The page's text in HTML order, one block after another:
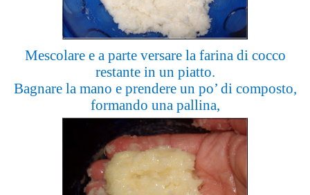
Mescolare e a parte versare la farina di cocco
restante in un piatto.
Bagnare la mano e prendere un po’ di composto,
formando una pallina,